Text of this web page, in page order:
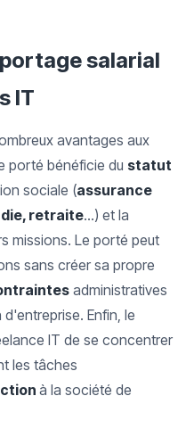
salarial
IT
avantages aux
porté bénéficie du statut
sociale (assurance
retraite...) et la
missions. Le porté peut
sans créer sa propre
administratives
Enfin, le
IT de se concentrer
les tâches
à la société de